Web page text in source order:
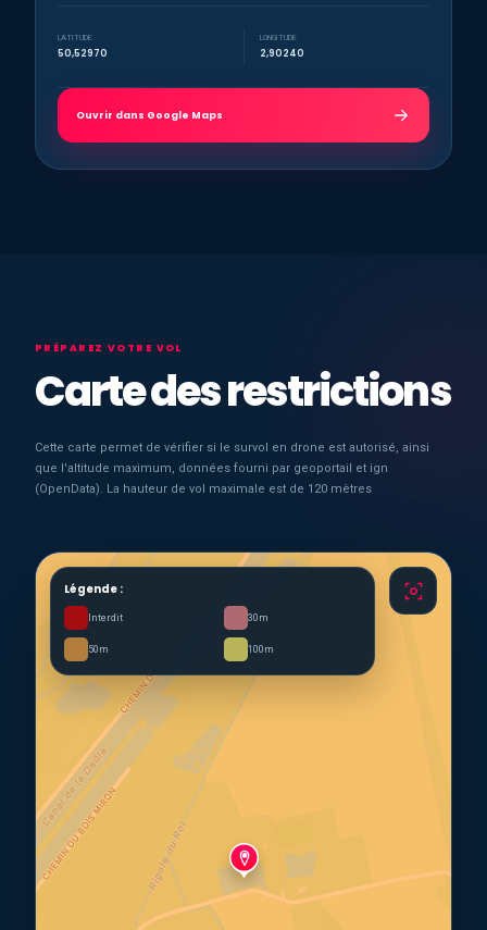
LATITUDE
50,52970
LONGITUDE
2,90240
Ouvrir dans Google Maps
PRÉPAREZ VOTRE VOL
Carte des restrictions
Cette carte permet de vérifier si le survol en drone est autorisé, ainsi
que l'altitude maximum, données fourni par geoportail et ign
(OpenData). La hauteur de vol maximale est de 120 mètres
Légende :
Interdit 30m
50m 100m